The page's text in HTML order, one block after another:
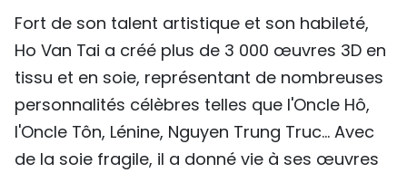
Fort de son talent artistique et son habileté,
Ho Van Tai a créé plus de 3 000 œuvres 3D en
tissu et en soie, représentant de nombreuses
personnalités célèbres telles que l'Oncle Hô,
l'Oncle Tôn, Lénine, Nguyen Trung Truc... Avec
de la soie fragile, il a donné vie à ses œuvres